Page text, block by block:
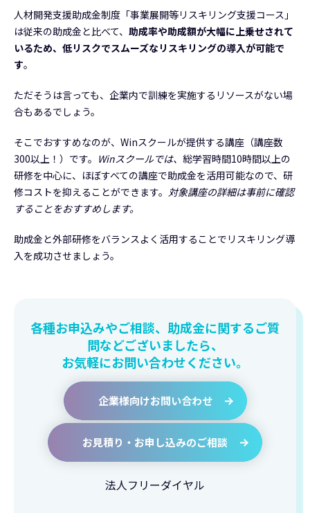
人材開発支援助成金制度「事業展開等リスキリング支援コース」
は従来の助成金と比べて、 助成率や助成額が大幅に上乗せされて
いるため、低リスクでスムーズなリスキリングの導入が可能で
す。
ただそうは言っても、企業内で訓練を実施するリソースがない場
合もあるでしょう。
そこでおすすめなのが、Winスクールが提供する講座（講座数
300以上！）です。 Winスクールでは、 総学習時間10時間以上の
研修を中心に、ほぼすべての講座で助成金を活用可能なので、研
修コストを抑えることができます。 対象講座の詳細は事前に確認
することをおすすめします。
助成金と外部研修をバランスよく活用することでリスキリング導
入を成功させましょう。
各種お申込みやご相談、助成金に関するご質
問などございましたら、
お気軽にお問い合わせください。
企業様向けお問い合わせ
お見積り・お申し込みのご相談
法人フリーダイヤル